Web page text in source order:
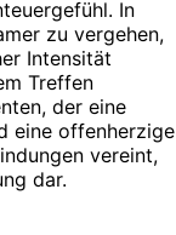
In
zu vergehen,
Intensität
Treffen
der eine
eine offenherzige
vereint,
dar.